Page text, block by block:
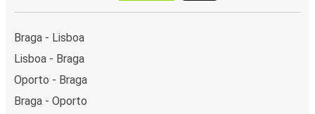
Braga - Lisboa
Lisboa - Braga
Oporto - Braga
Braga - Oporto